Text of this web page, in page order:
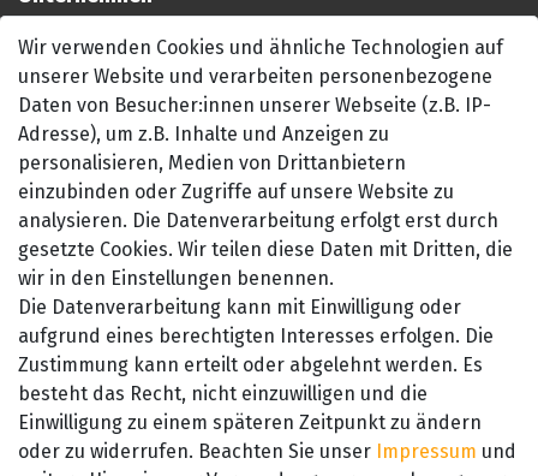
Impressum
AGB
Datenschutzerklärung
Barrierefreiheitserklärung
Widerrufsrecht
Kontakt
SEHR GUT
4.89 / 5
aus 657 Bewertungen
Wir verwenden Cookies und ähnliche Technologien auf
unserer Website und verarbeiten personenbezogene
Daten von Besucher:innen unserer Webseite (z.B. IP-
Adresse), um z.B. Inhalte und Anzeigen zu
personalisieren, Medien von Drittanbietern
einzubinden oder Zugriffe auf unsere Website zu
analysieren. Die Datenverarbeitung erfolgt erst durch
gesetzte Cookies. Wir teilen diese Daten mit Dritten, die
wir in den Einstellungen benennen.
Die Datenverarbeitung kann mit Einwilligung oder
aufgrund eines berechtigten Interesses erfolgen. Die
Zustimmung kann erteilt oder abgelehnt werden. Es
besteht das Recht, nicht einzuwilligen und die
Einwilligung zu einem späteren Zeitpunkt zu ändern
oder zu widerrufen. Beachten Sie unser Impressum und